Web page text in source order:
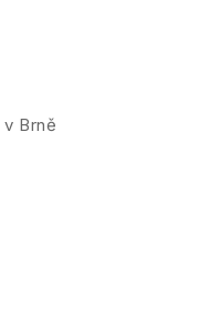
Brně